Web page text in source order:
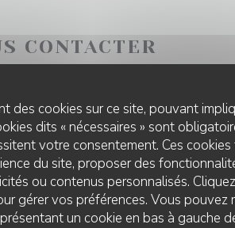
des cookies sur ce site, pouvant
dits « nécessaires » sont
votre consentement. Ces
du site, proposer des
ou contenus personnalisés.
gérer vos préférences. Vous
un cookie en bas à gauche
CONTACTER
le formulaire ci-dessous !